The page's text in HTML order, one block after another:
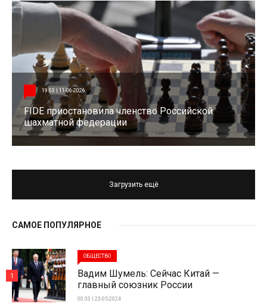
19:03 | 11-06-2026
FIDE приостановила членство Российской
шахматной федерации
Загрузить ещё
САМОЕ ПОПУЛЯРНОЕ
ОБЩЕСТВО
Вадим Шумель: Сейчас Китай —
главный союзник России
00:33 | 23-05-2024
1